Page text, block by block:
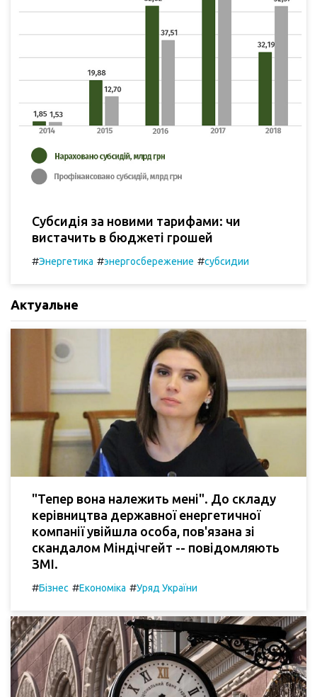
Субсидія за новими тарифами: чи
вистачить в бюджеті грошей
#Энергетика #энергосбережение #субсидии
Актуальне
"Тепер вона належить мені". До складу
керівництва державної енергетичної
компанії увійшла особа, пов'язана зі
скандалом Міндічгейт -- повідомляють
ЗМІ.
#Бізнес #Економіка #Уряд України